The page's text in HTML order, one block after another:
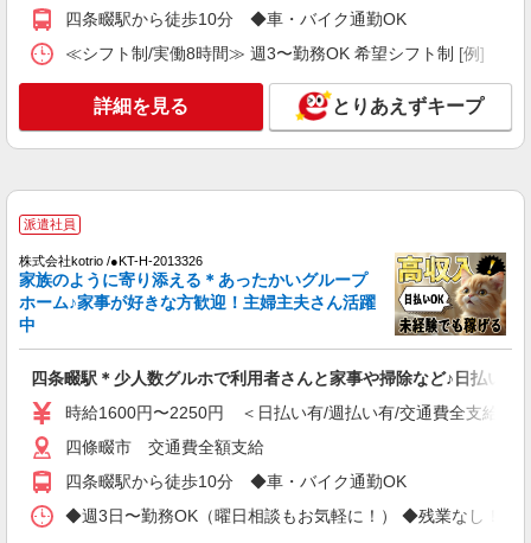
通費全支給(ガソリン代含む)＞
四條畷市 交通費全額支給
キープ 詳細を見る
派遣社員
時給1600円〜2250円 ＜日払い有/週払い有/交
通費全支給(ガソリン代含む)＞
四條畷市 交通費全額支給
キープ 詳細を見る
パート
パナソニック エイジフリーケアセンター四條畷忍ヶ丘
デイサービス／介護職／パート
時給1,231円〜1,295円 ※経験・能力・資格等
による 社会福祉士・介護福祉士 時給1,295円 その
四条畷駅から徒歩10分 ◆車・バイク通勤OK
≪シフト制/実働8時間≫ 週3〜勤務OK 希望シフト制 [例] ・
詳細を見る とりあえずキープ
派遣社員
株式会社kotrio /●KT-H-2013326
家族のように寄り添える＊あったかいグループ
ホーム♪家事が好きな方歓迎！主婦主夫さん活躍
中
四条畷駅＊少人数グルホで利用者さんと家事や掃除など♪日払いOK
時給1600円〜2250円 ＜日払い有/週払い有/交通費全支給(ガ
四條畷市 交通費全額支給
四条畷駅から徒歩10分 ◆車・バイク通勤OK
◆週3日〜勤務OK（曜日相談もお気軽に！） ◆残業なし！日